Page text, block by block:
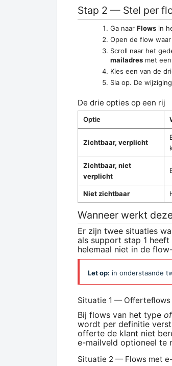
Stap 2 — Stel per
Ga naar Flows in
Open de flow
Scroll naar het
mailadres met
Kies een van de
Sla op. De
De drie opties op een rij
Optie
Zichtbaar, verplicht
Zichtbaar, niet
verplicht
Niet zichtbaar
Wanneer werkt
Er zijn twee situaties
als support stap 1
helemaal niet in de
Let op: in onderstaande
Situatie 1 — Offerteflows
Bij flows van het type
wordt per definitie
offerte de klant niet
e-mailveld optioneel te
Situatie 2 — Flows met